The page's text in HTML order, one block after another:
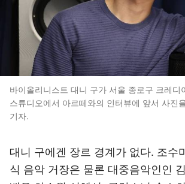
바이올리니스트 대니 구가 서울 종로구 크레디
스튜디오에서 아르떼와의 인터뷰에 앞서 사진
기자.
대니 구에겐 장르 경계가 없다. 조수
식 음악 거장은 물론 대중음악인인